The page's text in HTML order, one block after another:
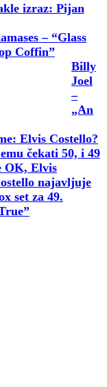
izraz: Pijan
– “Glass
Coffin”
Billy
Joel
–
„An
Elvis Costello?
čekati 50, i 49
OK, Elvis
najavljuje
set za 49.